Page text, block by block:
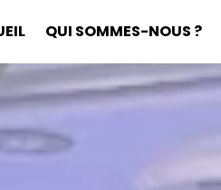
QUI SOMMES-NOUS ?